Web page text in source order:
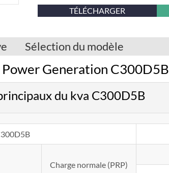
TÉLÉCHARGER
Sélection du modèle
Generation C300D5B
du kva C300D5B
Charge normale (PRP)